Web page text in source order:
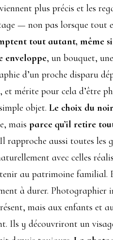
plus précis et les
— non pas lorsque tout
tout autant, même
enveloppe, un bouquet,
d’un proche disparu
et mérite pour cela d’être
objet. Le choix du
mais parce qu’il retire
rapproche aussi toutes
avec celles
au patrimoine familial.
à durer. Photographier
mais aux enfants et
Ils y découvriront un